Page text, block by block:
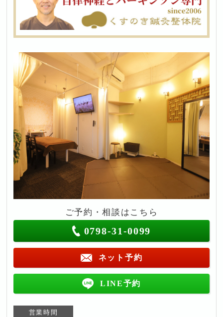
ご予約・相談はこちら
0798-31-0099
ネット予約
LINE予約
営業時間